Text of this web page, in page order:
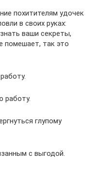
похитителям удочек
в своих руках:
ваши секреты,
помешает, так это
работу.
глупому
с выгодой.